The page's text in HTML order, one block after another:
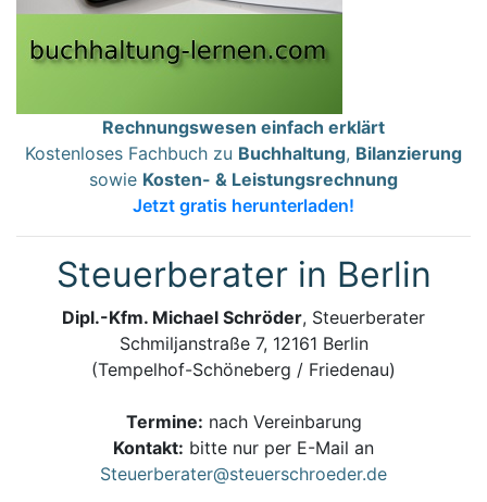
Rechnungswesen einfach erklärt
Kostenloses Fachbuch zu Buchhaltung, Bilanzierung
sowie Kosten- & Leistungsrechnung
Jetzt gratis herunterladen!
Steuerberater in Berlin
Dipl.-Kfm. Michael Schröder, Steuerberater
Schmiljanstraße 7, 12161 Berlin
(Tempelhof-Schöneberg / Friedenau)
Termine: nach Vereinbarung
Kontakt: bitte nur per E-Mail an
Steuerberater@steuerschroeder.de